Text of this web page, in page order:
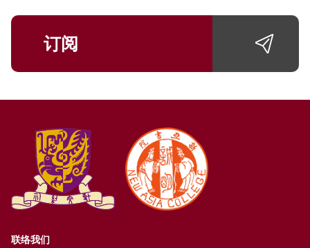
订阅
联络我们